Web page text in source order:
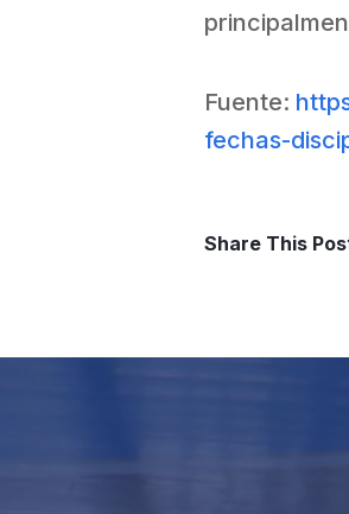
Fuente:
fechas-
Share This